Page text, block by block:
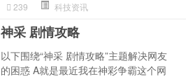
239 科技资讯
神采 剧情攻略
以下围绕“神采 剧情攻略”主题解决网友
的困惑 A就是最近我在神彩争霸这个网